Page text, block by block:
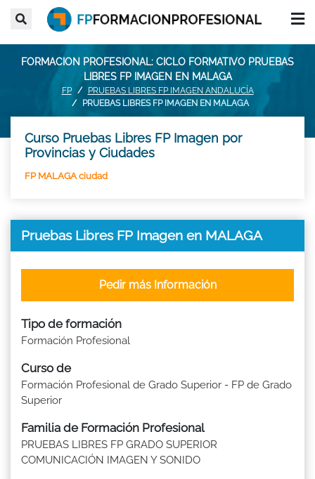
FORMACION PROFESIONAL: CICLO FORMATIVO PRUEBAS
LIBRES FP IMAGEN EN MALAGA
FP
PRUEBAS LIBRES FP IMAGEN ANDALUCÍA
PRUEBAS LIBRES FP IMAGEN EN MALAGA
Curso Pruebas Libres FP Imagen por
Provincias y Ciudades
FP MALAGA ciudad
Pruebas Libres FP Imagen en MALAGA
Tipo de formación
Formación Profesional
Curso de
Formación Profesional de Grado Superior - FP de Grado
Superior
Familia de Formación Profesional
PRUEBAS LIBRES FP GRADO SUPERIOR
COMUNICACIÓN IMAGEN Y SONIDO
Pedir más Información